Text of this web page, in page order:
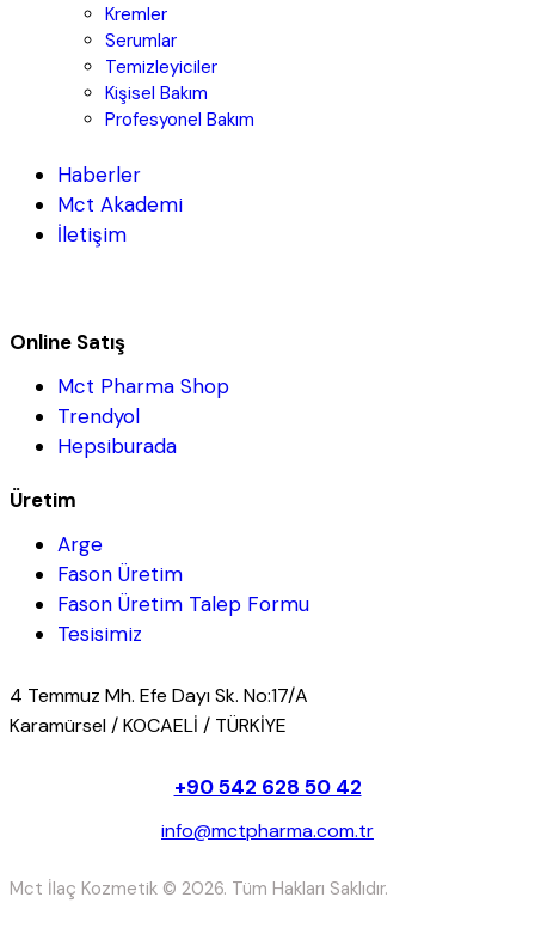
Kremler
Serumlar
Temizleyiciler
Kişisel Bakım
Profesyonel Bakım
Haberler
Mct Akademi
İletişim
Online Satış
Mct Pharma Shop
Trendyol
Hepsiburada
Üretim
Arge
Fason Üretim
Fason Üretim Talep Formu
Tesisimiz
4 Temmuz Mh. Efe Dayı Sk. No:17/A
Karamürsel / KOCAELİ / TÜRKİYE
+90 542 628 50 42
info@mctpharma.com.tr
Mct İlaç Kozmetik © 2026. Tüm Hakları Saklıdır.